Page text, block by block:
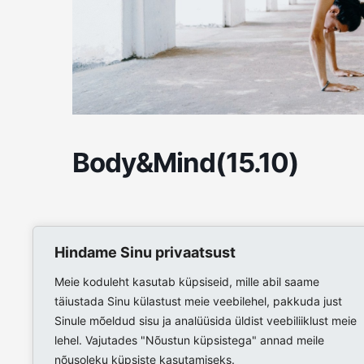
Hindame Sinu privaatsust
Meie koduleht kasutab küpsiseid, mille abil saame
täiustada Sinu külastust meie veebilehel, pakkuda just
Sinule mõeldud sisu ja analüüsida üldist veebiliiklust meie
lehel. Vajutades "Nõustun küpsistega" annad meile
nõusoleku küpsiste kasutamiseks.
Body&Mind(15.10)